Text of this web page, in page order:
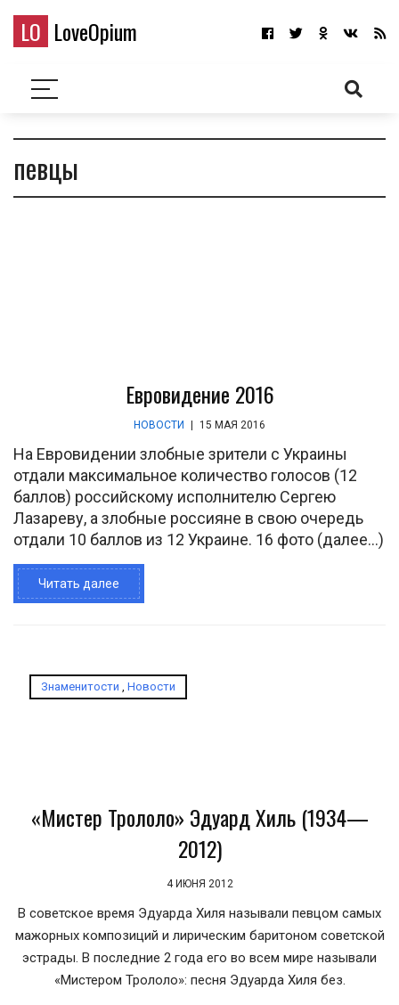
LO LoveOpium
певцы
Евровидение 2016
НОВОСТИ 15 МАЯ 2016
На Евровидении злобные зрители с Украины
отдали максимальное количество голосов (12
баллов) российскому исполнителю Сергею
Лазареву, а злобные россияне в свою очередь
отдали 10 баллов из 12 Украине. 16 фото (далее…)
Читать далее
Знаменитости , Новости
«Мистер Трололо» Эдуард Хиль (1934—
2012)
4 ИЮНЯ 2012
В советское время Эдуарда Хиля называли певцом самых
мажорных композиций и лирическим баритоном советской
эстрады. В последние 2 года его во всем мире называли
«Мистером Трололо»: песня Эдуарда Хиля без.